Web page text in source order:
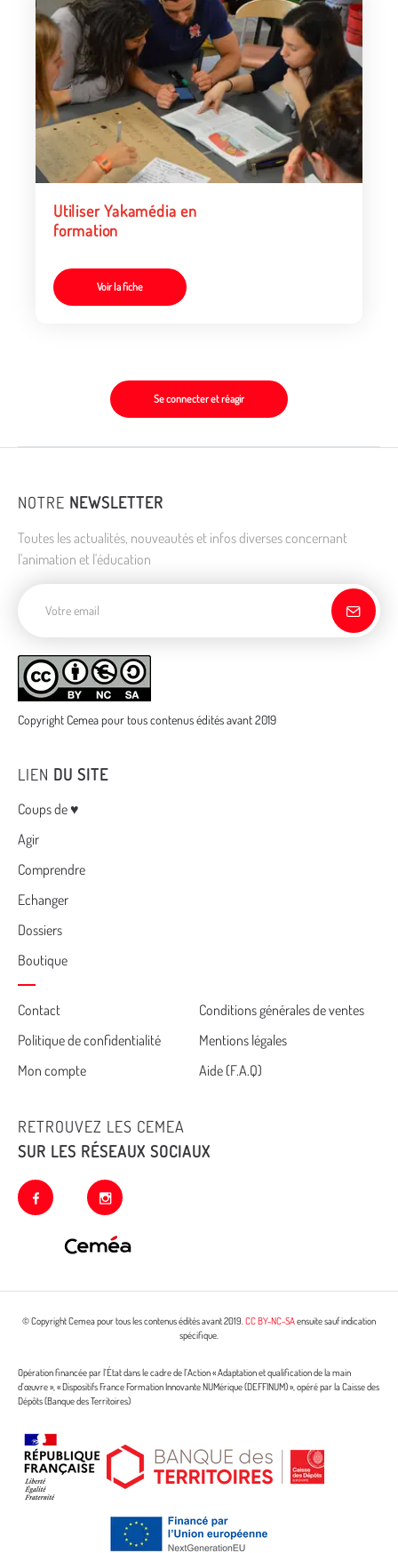
Utiliser Yakamédia en
formation
Voir la fiche
Se connecter et réagir
NOTRE NEWSLETTER
Toutes les actualités, nouveautés et infos diverses concernant
l'animation et l'éducation
Copyright Cemea pour tous contenus édités avant 2019
LIEN DU SITE
Menu
Coups de ♥
Agir
Comprendre
Echanger
Dossiers
Boutique
Cemea
footer
Contact
Conditions générales de ventes
Politique de confidentialité
Mentions légales
Mon compte
Aide (F.A.Q)
RETROUVEZ LES CEMEA
SUR LES RÉSEAUX SOCIAUX
facebook instagram
© Copyright Cemea pour tous les contenus édités avant 2019.CC BY-NC-SAensuite sauf indication
spécifique.
Opération financée par l’État dans le cadre de l’Action « Adaptation et qualification de la main
d’œuvre », « Dispositifs France Formation Innovante NUMérique (DEFFINUM) », opéré par la Caisse des
Dépôts (Banque des Territoires)